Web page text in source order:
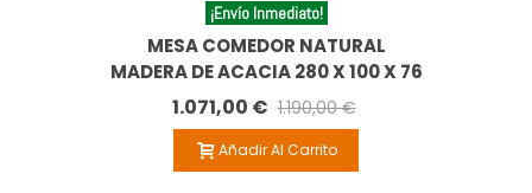
¡Envío Inmediato!
MESA COMEDOR NATURAL
MADERA DE ACACIA 280 X 100 X 76
CM
1.071,00 € 1.190,00 €
Añadir Al Carrito